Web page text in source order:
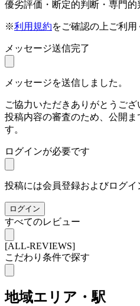
優劣評価・断定的判断・専門的
※利用規約をご確認の上ご利用
メッセージ送信完了
メッセージを送信しました。
ご協力いただきありがとうござ
投稿内容の審査のため、公開ま
す。
ログインが必要です
投稿には会員登録およびログイ
ログイン
すべてのレビュー
[ALL-REVIEWS]
こだわり条件で探す
地域エリア・駅